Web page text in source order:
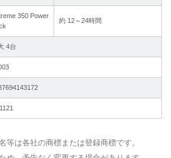
350 Power
約 12～24時間
4台
は各社の商標または登録商標です。